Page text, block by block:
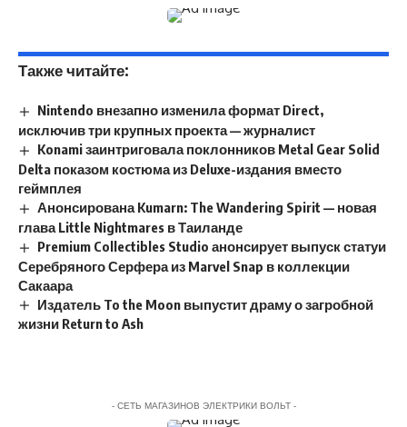
Также читайте:
Nintendo внезапно изменила формат Direct,
исключив три крупных проекта — журналист
Konami заинтриговала поклонников Metal Gear Solid
Delta показом костюма из Deluxe-издания вместо
геймплея
Анонсирована Kumarn: The Wandering Spirit — новая
глава Little Nightmares в Таиланде
Premium Collectibles Studio анонсирует выпуск статуи
Серебряного Серфера из Marvel Snap в коллекции
Сакаара
Издатель To the Moon выпустит драму о загробной
жизни Return to Ash
- СЕТЬ МАГАЗИНОВ ЭЛЕКТРИКИ ВОЛЬТ -